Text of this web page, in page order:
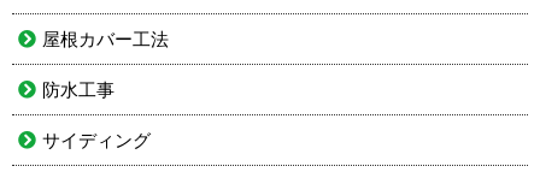
屋根カバー工法
防水工事
サイディング